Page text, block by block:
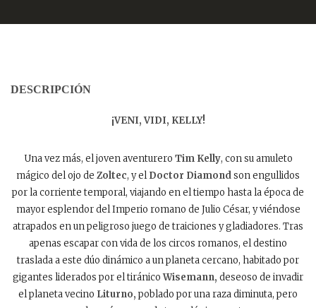
DESCRIPCIÓN
¡VENI, VIDI, KELLY!
Una vez más, el joven aventurero Tim Kelly, con su amuleto
mágico del ojo de Zoltec, y elDoctor Diamondson engullidos
por la corriente temporal, viajando en el tiempo hasta la época de
mayor esplendor del Imperio romano de Julio César, y viéndose
atrapados en un peligroso juego de traiciones y gladiadores. Tras
apenas escapar con vida de los circos romanos, el destino
traslada a este dúo dinámico a un planeta cercano, habitado por
gigantes liderados por el tiránicoWisemann, deseoso de invadir
el planeta vecino Liturno,poblado por una raza diminuta, pero